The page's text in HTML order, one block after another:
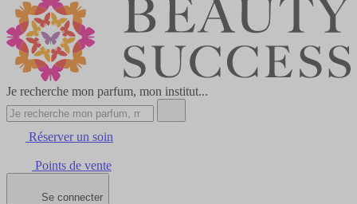
Je recherche mon parfum, mon institut...
Réserver un soin
Points de vente
Se connecter